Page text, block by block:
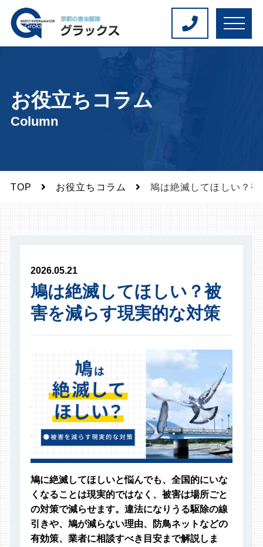
M
E
お役立ちコラム
Column
TOP お役立ちコラム 鳩は絶滅してほしい？
2026.05.21
鳩は絶滅してほしい？被
害を減らす現実的な対策
鳩に絶滅してほしいと悩んでも、全国的にいな
くなることは現実的ではなく、被害は場所ごと
の対策で減らせます。違法になりうる駆除の線
引きや、鳩が減らない理由、防鳥ネットなどの
有効策、業者に相談すべき目安まで解説しま